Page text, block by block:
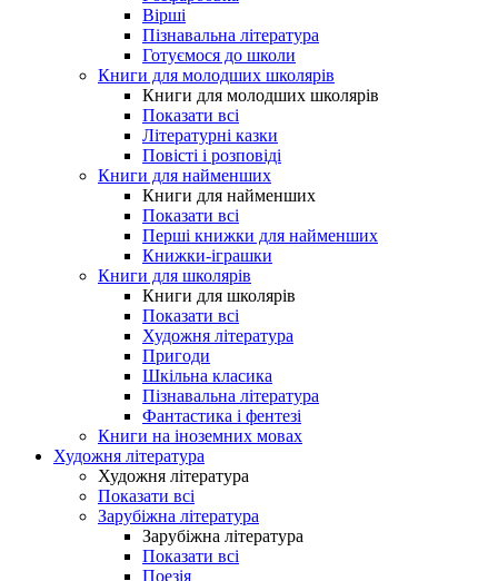
Вірші
Пізнавальна література
Готуємося до школи
Книги для молодших школярів
Книги для молодших школярів
Показати всі
Літературні казки
Повісті і розповіді
Книги для найменших
Книги для найменших
Показати всі
Перші книжки для найменших
Книжки-іграшки
Книги для школярів
Книги для школярів
Показати всі
Художня література
Пригоди
Шкільна класика
Пізнавальна література
Фантастика і фентезі
Книги на іноземних мовах
Художня література
Художня література
Показати всі
Зарубіжна література
Зарубіжна література
Показати всі
Поезія